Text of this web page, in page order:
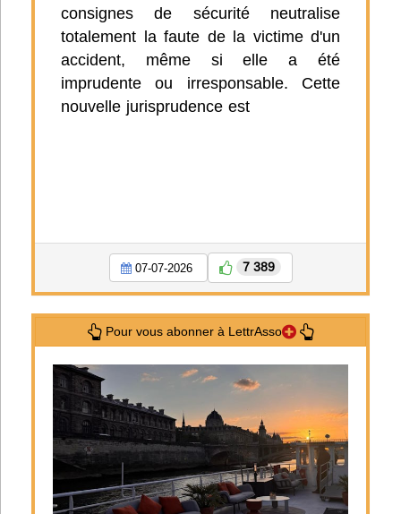
consignes de sécurité neutralise
totalement la faute de la victime d'un
accident, même si elle a été
imprudente ou irresponsable. Cette
nouvelle jurisprudence est
07-07-2026 7 389
Pour vous abonner à LettrAsso